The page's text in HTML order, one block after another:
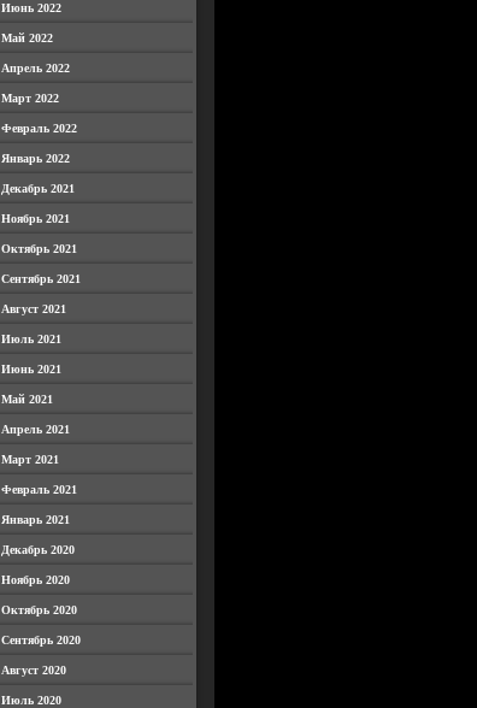
Июнь 2022
Май 2022
Апрель 2022
Март 2022
Февраль 2022
Январь 2022
Декабрь 2021
Ноябрь 2021
Октябрь 2021
Сентябрь 2021
Август 2021
Июль 2021
Июнь 2021
Май 2021
Апрель 2021
Март 2021
Февраль 2021
Январь 2021
Декабрь 2020
Ноябрь 2020
Октябрь 2020
Сентябрь 2020
Август 2020
Июль 2020